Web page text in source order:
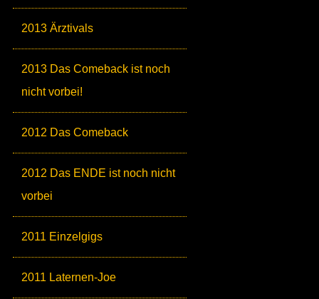
2013 Ärztivals
2013 Das Comeback ist noch
nicht vorbei!
2012 Das Comeback
2012 Das ENDE ist noch nicht
vorbei
2011 Einzelgigs
2011 Laternen-Joe